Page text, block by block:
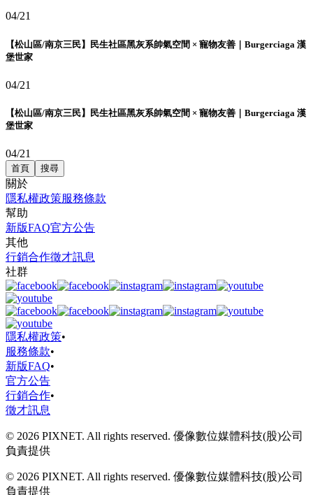
04/21
【松山區/南京三民】民生社區黑灰系帥氣空間 × 寵物友善｜Burgerciaga 漢
堡世家
04/21
【松山區/南京三民】民生社區黑灰系帥氣空間 × 寵物友善｜Burgerciaga 漢
堡世家
04/21
首頁 搜尋
關於
隱私權政策服務條款
幫助
新版FAQ官方公告
其他
行銷合作徵才訊息
社群
隱私權政策•
服務條款•
新版FAQ•
官方公告
行銷合作•
徵才訊息
© 2026 PIXNET. All rights reserved. 優像數位媒體科技(股)公司
負責提供
© 2026 PIXNET. All rights reserved. 優像數位媒體科技(股)公司
負責提供